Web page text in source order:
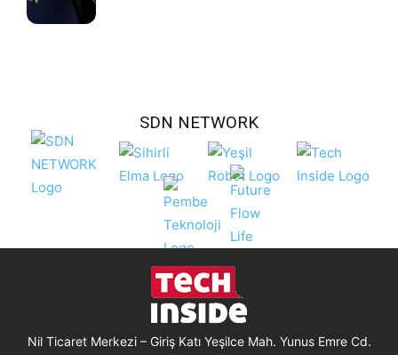
SDN NETWORK
Nil Ticaret Merkezi – Giriş Katı Yeşilce Mah. Yunus Emre Cd.